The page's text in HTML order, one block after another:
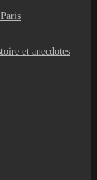
et anecdotes